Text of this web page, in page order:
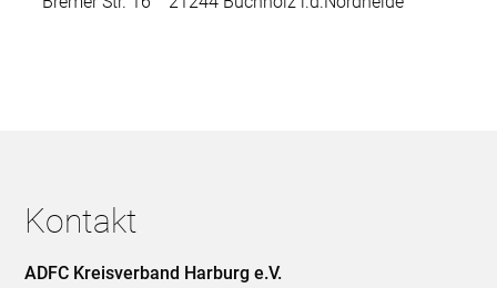
Kontakt
ADFC Kreisverband Harburg e.V.